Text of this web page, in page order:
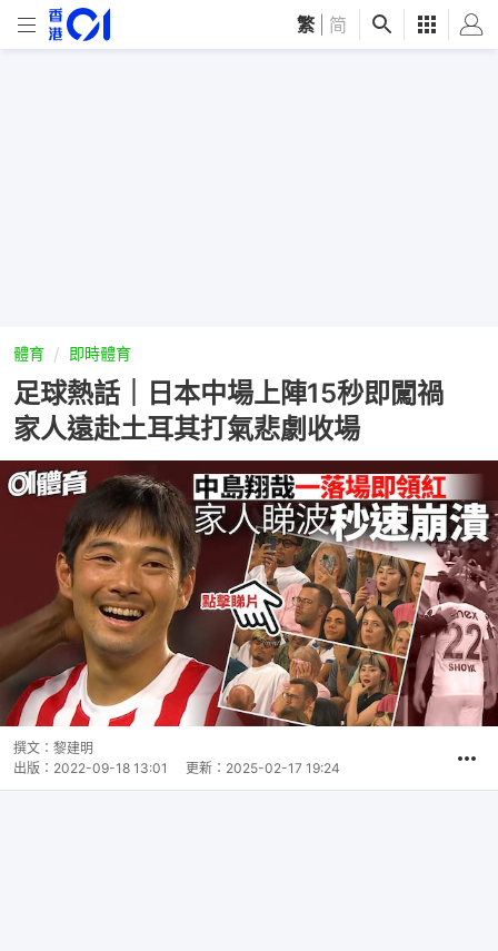
繁 简
體育 即時體育
足球熱話｜日本中場上陣15秒即闖禍
家人遠赴土耳其打氣悲劇收場
撰文： 黎建明
出版： 2022-09-18 13:01 更新： 2025-02-17 19:24